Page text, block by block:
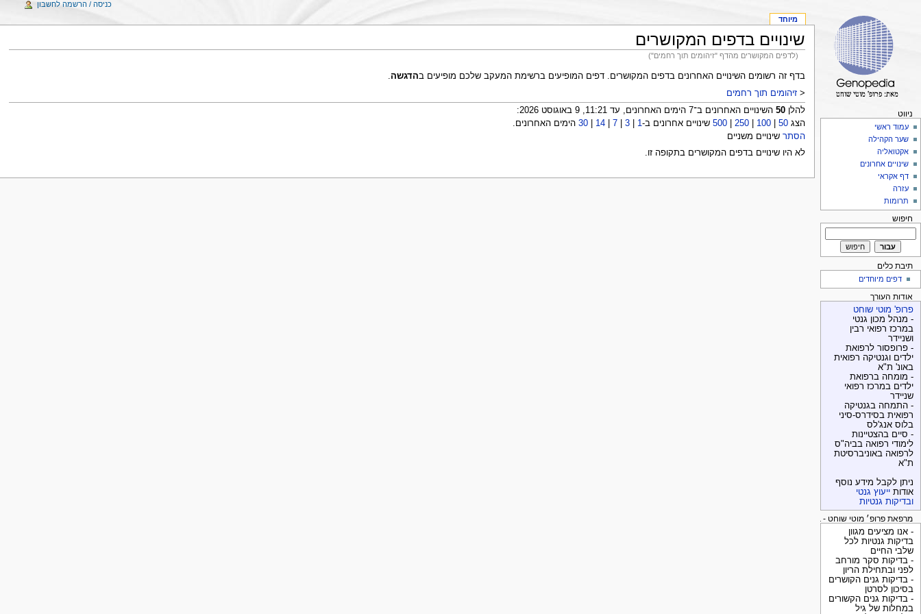
שינויים בדפים המקושרים
(לדפים המקושרים מהדף "זיהומים תוך רחמים")
בדף זה רשומים השינויים האחרונים בדפים המקושרים. דפים המופיעים ברשימת המעקב שלכם מופיעים בהדגשה.
< זיהומים תוך רחמים
להלן 50השינויים האחרונים ב־7 הימים האחרונים, עד 11:21, 9 באוגוסט 2026:
הצג 50
|
100
250
|
500שינויים אחרונים ב-1
3
|
7
14
30הימים האחרונים.
הסתרשינויים משניים
לא היו שינויים בדפים המקושרים בתקופה זו.
מיוחד
כניסה / הרשמה לחשבון
ניווט
עמוד ראשי
שער הקהילה
אקטואליה
שינויים אחרונים
דף אקראי
עזרה
תרומות
חיפוש
תיבת כלים
דפים מיוחדים
אודות העורך
פרופ' מוטי שוחט
- מנהל מכון גנטי
במרכז רפואי רבין
ושניידר
- פרופסור לרפואת
ילדים וגנטיקה רפואית
באונ' ת"א
- מומחה ברפואת
ילדים במרכז רפואי
שניידר
- התמחה בגנטיקה
רפואית בסידרס-סיני
בלוס אנג'לס
- סיים בהצטיינות
לימודי רפואה בביה"ס
לרפואה באוניברסיטת
ת"א
ניתן לקבל מידע נוסף
אודות ייעוץ גנטי
ובדיקות גנטיות
מרפאת פרופ׳ מוטי שוחט - בדיקות גנטיות
- אנו מציעים מגוון
בדיקות גנטיות לכל
שלבי החיים
- בדיקות סקר מורחב
לפני ובתחילת הריון
- בדיקות גנים הקושרים
בסיכון לסרטן
- בדיקות גנים הקשורים
במחלות של גיל